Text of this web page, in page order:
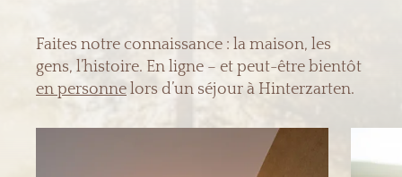
Faites notre connaissance : la maison, les
gens, l’histoire. En ligne – et peut-être bientôt
en personne lors d’un séjour à Hinterzarten.